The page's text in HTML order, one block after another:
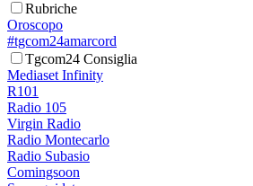
Rubriche
Oroscopo
#tgcom24amarcord
Tgcom24 Consiglia
Mediaset Infinity
R101
Radio 105
Virgin Radio
Radio Montecarlo
Radio Subasio
Comingsoon